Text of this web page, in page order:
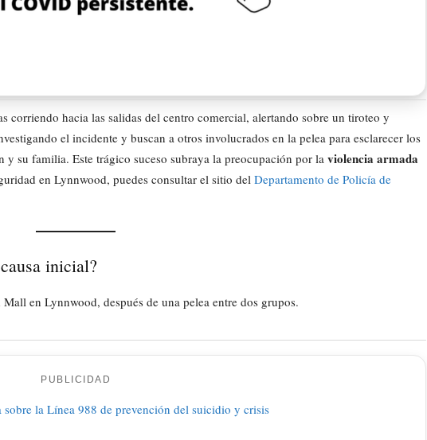
hacia las salidas del centro comercial, alertando sobre un tiroteo y
el incidente y buscan a otros involucrados en la pelea para esclarecer los
y su familia. Este trágico suceso subraya la preocupación por la violencia armada
en Lynnwood, puedes consultar el sitio del Departamento de Policía de
inicial?
en Lynnwood, después de una pelea entre dos grupos.
PUBLICIDAD